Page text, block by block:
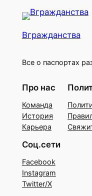
Вгражданства
Все о паспортах
Про нас
Команда
История
Карьера
Соц.сети
Facebook
Instagram
Twitter/X